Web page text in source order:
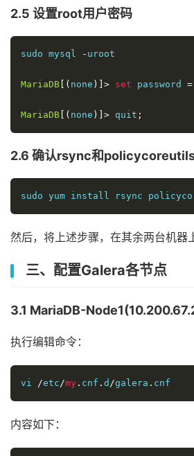
2.5 设置root用户密码
sudo mysql
- uroot
MariaDB [( none )]> set password =
MariaDB [( none )]> quit ;
2.6 确认rsync和
sudo yum install rsync
然后，将上述步骤，在其余两台机器
三、配置Galera各节点
3.1 MariaDB-
执行编辑命令：
vi
/etc /my . cnf . d /galera . cnf
内容如下：